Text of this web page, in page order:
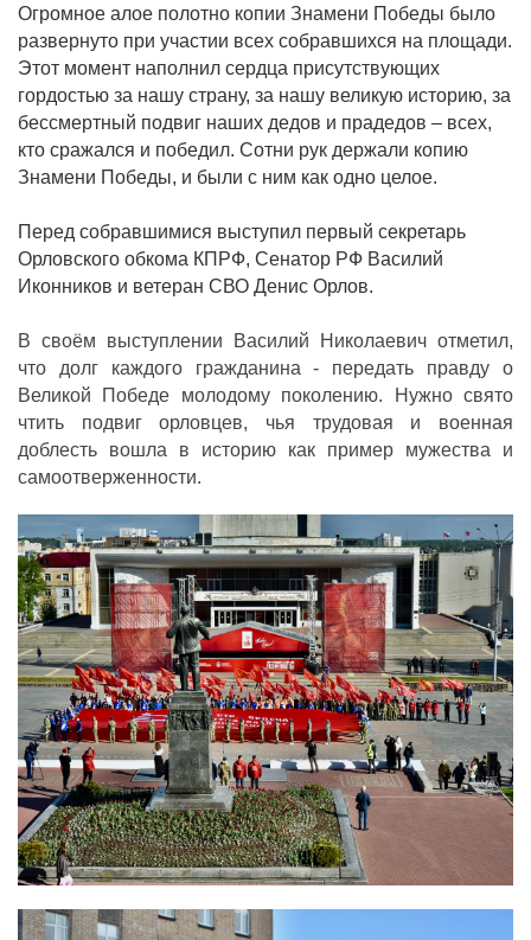
Огромное алое полотно копии Знамени Победы было
развернуто при участии всех собравшихся на площади.
Этот момент наполнил сердца присутствующих
гордостью за нашу страну, за нашу великую историю, за
бессмертный подвиг наших дедов и прадедов – всех,
кто сражался и победил. Сотни рук держали копию
Знамени Победы, и были с ним как одно целое.
Перед собравшимися выступил первый секретарь
Орловского обкома КПРФ, Сенатор РФ Василий
Иконников и ветеран СВО Денис Орлов.
В своём выступлении Василий Николаевич отметил,
что долг каждого гражданина - передать правду о
Великой Победе молодому поколению. Нужно свято
чтить подвиг орловцев, чья трудовая и военная
доблесть вошла в историю как пример мужества и
самоотверженности.